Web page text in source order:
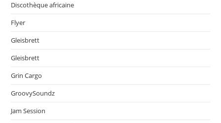
Discothèque africaine
Flyer
Gleisbrett
Gleisbrett
Grin Cargo
GroovySoundz
Jam Session